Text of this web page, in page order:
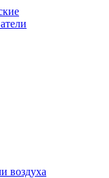
воздуха